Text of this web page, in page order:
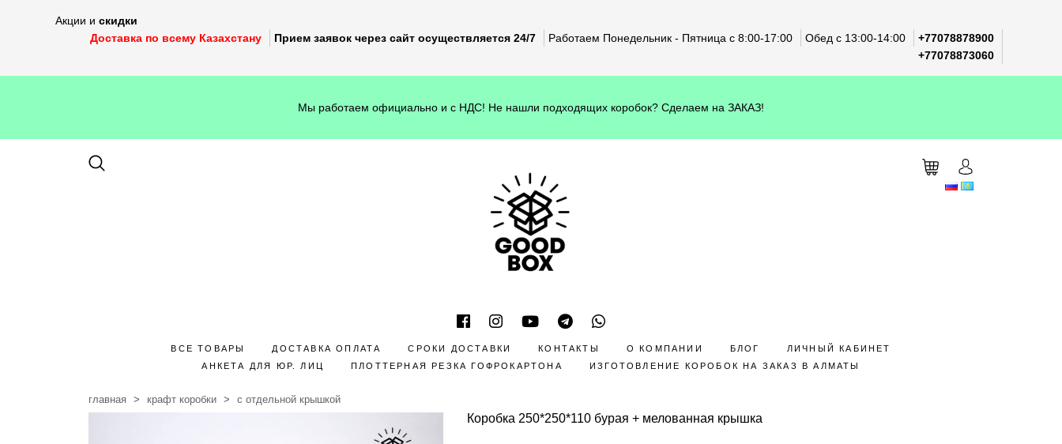
Акции и скидки
Доставка по всему Казахстану
Прием заявок через сайт осуществляется 24/7 Работаем Понедельник - Пятница с 8:00-17:00 Обед с 13:00-14:00
+77078878900
+77078873060
Мы работаем официально и с НДС! Не нашли подходящих коробок? Сделаем на ЗАКАЗ!
ВСЕ ТОВАРЫ ДОСТАВКА ОПЛАТА СРОКИ ДОСТАВКИ КОНТАКТЫ О КОМПАНИИ БЛОГ
ЛИЧНЫЙ КАБИНЕТ
АНКЕТА ДЛЯ ЮР. ЛИЦ
ПЛОТТЕРНАЯ РЕЗКА ГОФРОКАРТОНА ИЗГОТОВЛЕНИЕ КОРОБОК НА ЗАКАЗ В АЛМАТЫ
главная крафт коробки с отдельной крышкой
Коробка 250*250*110 бурая + мелованная крышка